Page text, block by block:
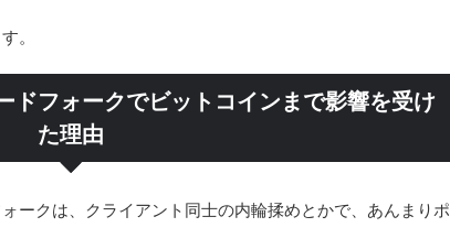
。
ドフォークでビットコインまで影響を受け
た理由
ークは、クライアント同士の内輪揉めとかで、あんまりポ